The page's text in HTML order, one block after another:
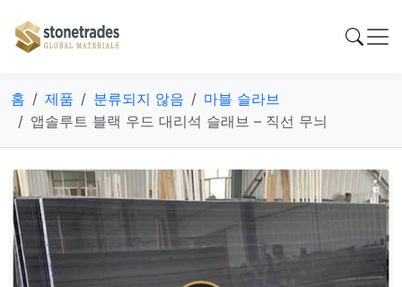
홈 제품 분류되지 않음
마블 슬라브
앱솔루트 블랙 우드 대리석 슬래브 – 직선 무늬